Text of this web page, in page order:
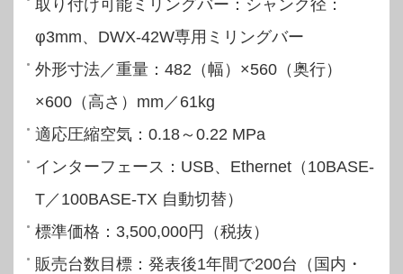
取り付け可能ミリングバー：シャンク径：
φ3mm、DWX-42W専用ミリングバー
外形寸法／重量：482（幅）×560（奥行）
×600（高さ）mm／61kg
適応圧縮空気：0.18～0.22 MPa
インターフェース：USB、Ethernet（10BASE-
T／100BASE-TX 自動切替）
標準価格：3,500,000円（税抜）
販売台数目標：発表後1年間で200台（国内・